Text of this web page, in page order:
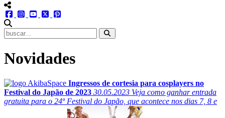
menu redes social
facebookinstagram
youtube
twitter
Novidades
Ingressos de cortesia para cosplayers no
Festival do Japão de 2023 30.05.2023 Veja como ganhar entrada
gratuita para o 24º Festival do Japão, que acontece nos dias 7, 8 e